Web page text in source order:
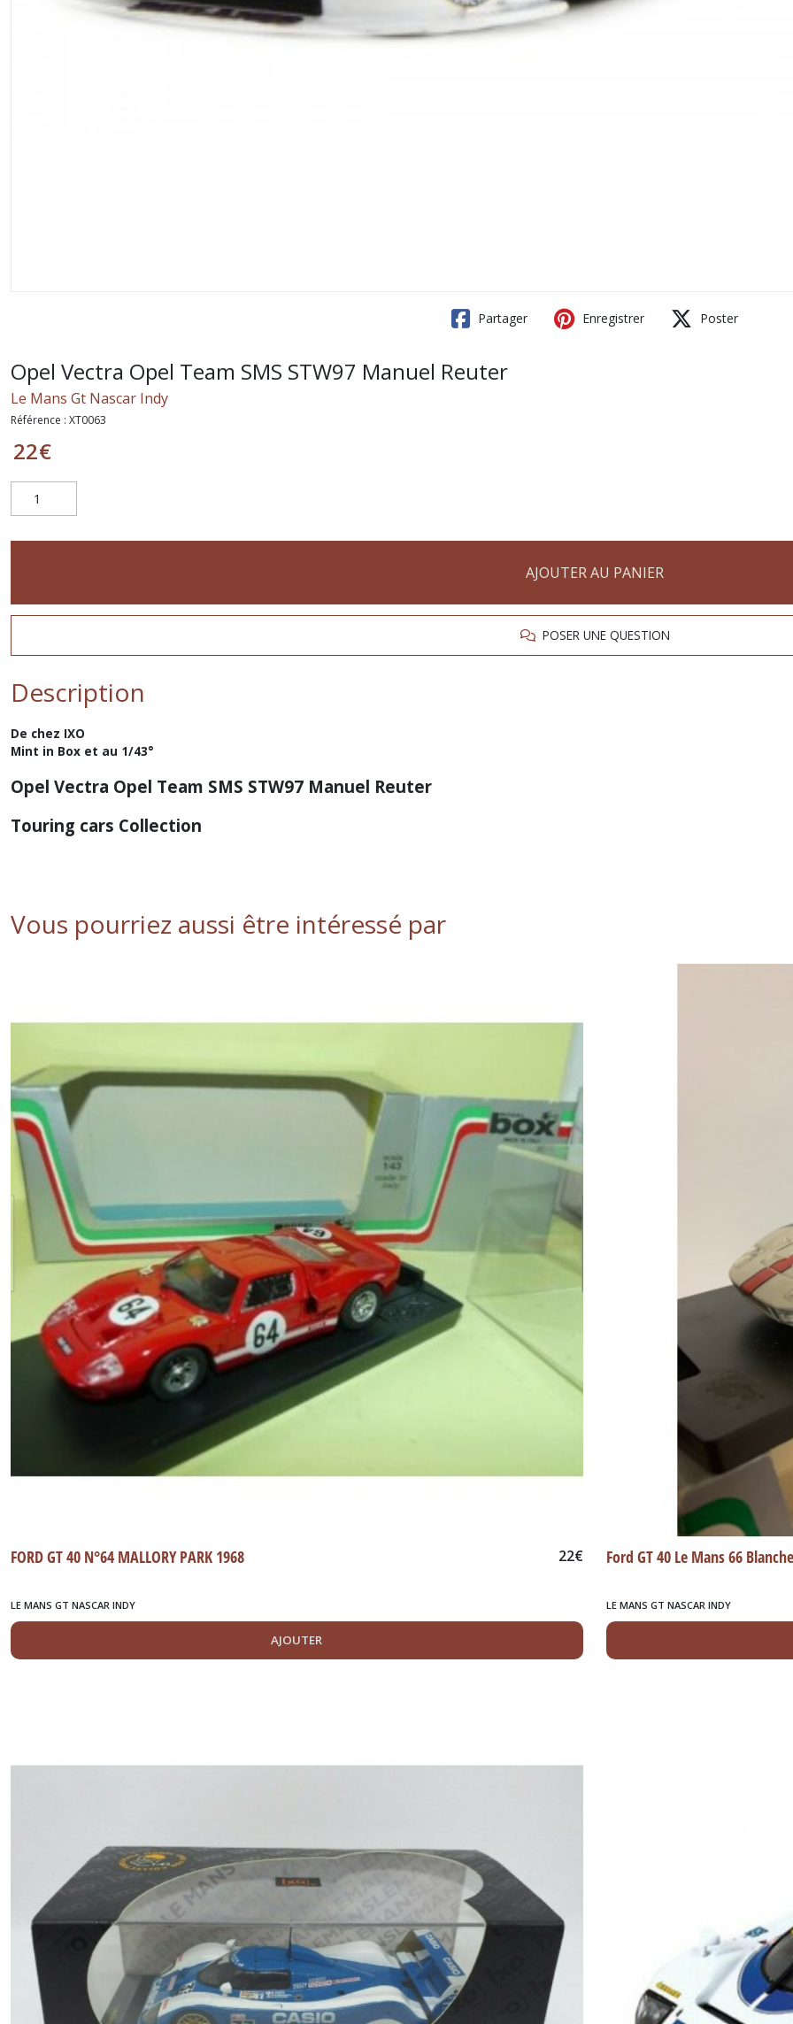
Partager Enregistrer Poster
Opel Vectra Opel Team SMS STW97 Manuel Reuter
Le Mans Gt Nascar Indy
Référence : XT0063
22€
AJOUTER AU PANIER
POSER UNE QUESTION
Description
De chez IXO
Mint in Box et au 1/43°
Opel Vectra Opel Team SMS STW97 Manuel Reuter
Touring cars Collection
Vous pourriez aussi être intéressé par
FORD GT 40 N°64 MALLORY PARK 1968 22€
LE MANS GT NASCAR INDY
AJOUTER
Ford GT 40 Le Mans 66
LE MANS GT NASCAR INDY